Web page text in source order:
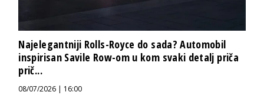
Najelegantniji Rolls-Royce do sada? Automobil
inspirisan Savile Row-om u kom svaki detalj priča
prič...
08/07/2026 | 16:00